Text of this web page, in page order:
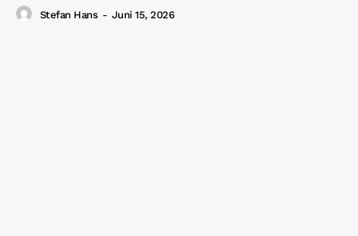
Stefan Hans - Juni 15, 2026